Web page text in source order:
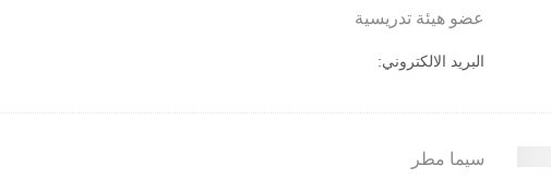
عضو هيئة تدريسية
البريد الالكتروني:
سيما مطر